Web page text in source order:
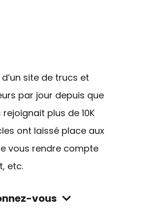
site de trucs et
par jour depuis que
plus de 10K
ont laissé place aux
vous rendre compte
etc.
vous